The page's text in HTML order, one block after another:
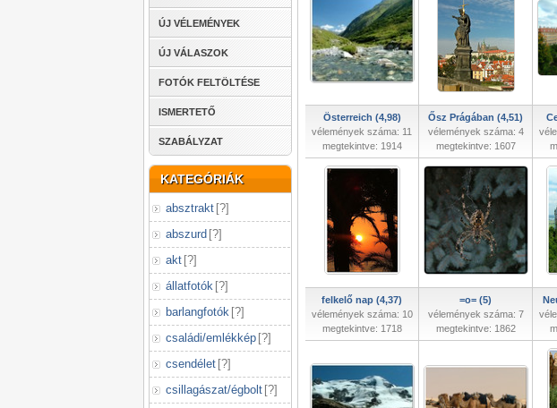
ÚJ VÉLEMÉNYEK
ÚJ VÁLASZOK
FOTÓK FELTÖLTÉSE
ISMERTETŐ
SZABÁLYZAT
KATEGÓRIÁK
absztrakt [?]
abszurd [?]
akt [?]
állatfotók [?]
barlangfotók [?]
családi/emlékkép [?]
csendélet [?]
csillagászat/égbolt [?]
Österreich (4,98)
vélemények száma: 11
megtekintve: 1914
Ősz Prágában (4,51)
vélemények száma: 4
megtekintve: 1607
felkelő nap (4,37)
vélemények száma: 10
megtekintve: 1718
=o= (5)
vélemények száma: 7
megtekintve: 1862